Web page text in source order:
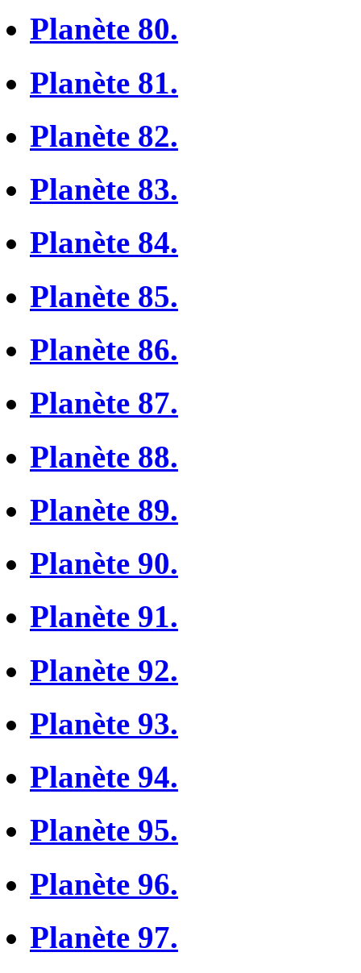
Planète 80.
Planète 81.
Planète 82.
Planète 83.
Planète 84.
Planète 85.
Planète 86.
Planète 87.
Planète 88.
Planète 89.
Planète 90.
Planète 91.
Planète 92.
Planète 93.
Planète 94.
Planète 95.
Planète 96.
Planète 97.